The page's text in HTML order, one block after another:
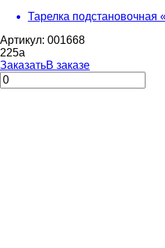
Тарелка подстановочная
Артикул: 001668
225a
ЗаказатьВ заказе